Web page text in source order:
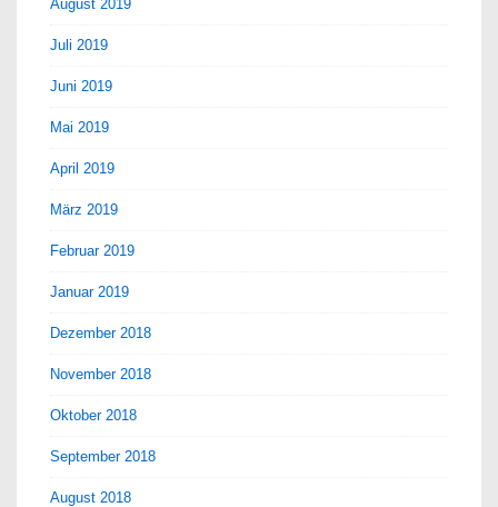
August 2019
Juli 2019
Juni 2019
Mai 2019
April 2019
März 2019
Februar 2019
Januar 2019
Dezember 2018
November 2018
Oktober 2018
September 2018
August 2018